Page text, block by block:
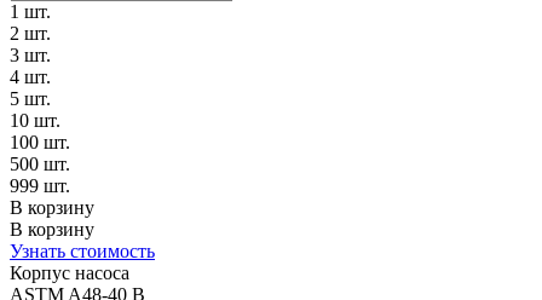
1 шт.
2 шт.
3 шт.
4 шт.
5 шт.
10 шт.
100 шт.
500 шт.
999 шт.
В корзину
В корзину
Узнать стоимость
Корпус насоса
ASTM A48-40 B